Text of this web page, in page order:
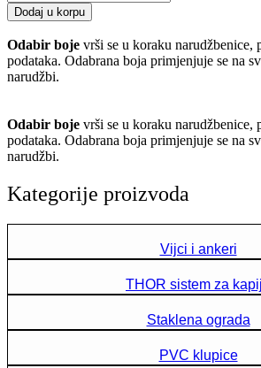
Dodaj u korpu
Odabir boje vrši se u koraku narudžbenice,
podataka. Odabrana boja primjenjuje se na
narudžbi.
Odabir boje vrši se u koraku narudžbenice,
podataka. Odabrana boja primjenjuje se na
narudžbi.
Kategorije proizvoda
Vijci i ankeri
THOR sistem za
Staklena ograda
PVC klupice